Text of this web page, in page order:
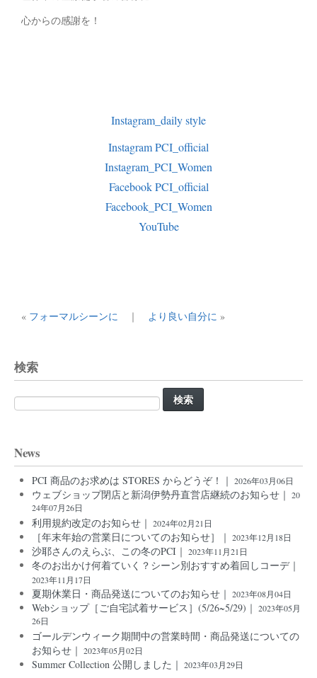
心からの感謝を！
Instagram_daily style
Instagram PCI_official
Instagram_PCI_Women
Facebook PCI_official
Facebook_PCI_Women
YouTube
« フォーマルシーンに ｜ より良い自分に »
検索
検
索:
News
PCI 商品のお求めは STORES からどうぞ！｜ 2026年03月06日
ウェブショップ閉店と新潟伊勢丹直営店継続のお知らせ｜ 20
24年07月26日
利用規約改定のお知らせ｜ 2024年02月21日
［年末年始の営業日についてのお知らせ］｜ 2023年12月18日
沙耶さんのえらぶ、この冬のPCI｜ 2023年11月21日
冬のお出かけ何着ていく？シーン別おすすめ着回しコーデ｜
2023年11月17日
夏期休業日・商品発送についてのお知らせ｜ 2023年08月04日
Webショップ［ご自宅試着サービス］(5/26~5/29)｜ 2023年05月
26日
ゴールデンウィーク期間中の営業時間・商品発送についての
お知らせ｜ 2023年05月02日
Summer Collection 公開しました｜ 2023年03月29日